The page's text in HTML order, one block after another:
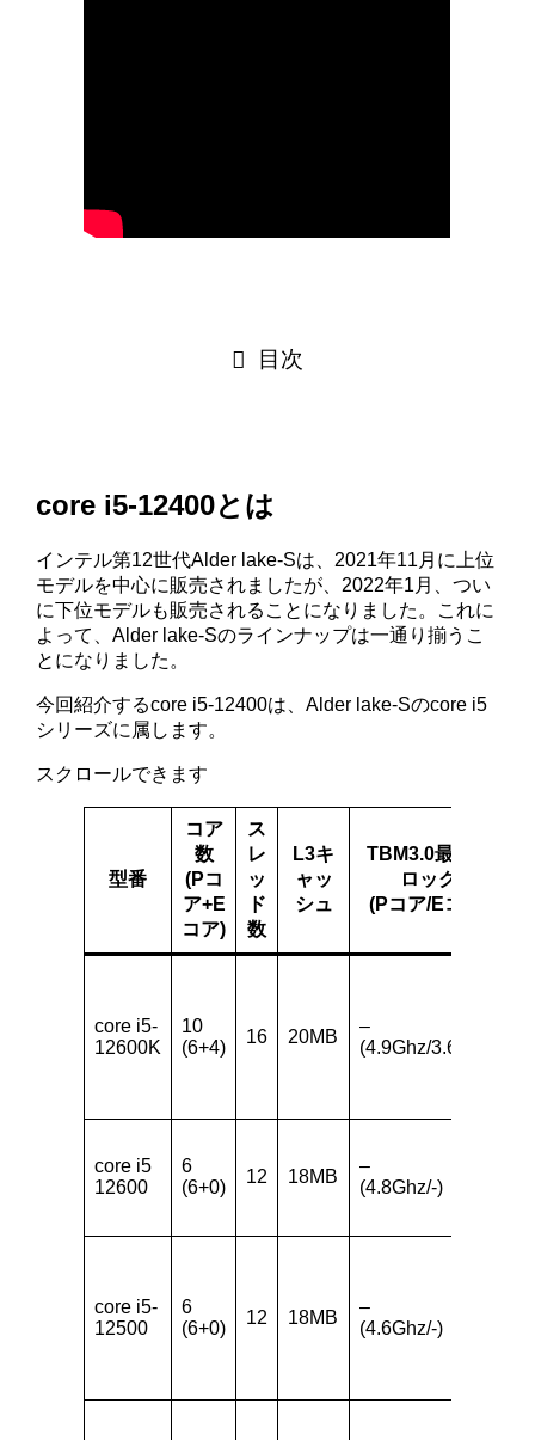
目次
core i5-12400とは
インテル第12世代Alder lake-Sは、2021年11月に上位
モデルを中心に販売されましたが、2022年1月、つい
に下位モデルも販売されることになりました。これに
よって、Alder lake-Sのラインナップは一通り揃うこ
とになりました。
今回紹介するcore i5-12400は、Alder lake-Sのcore i5
シリーズに属します。
スクロールできます
型番
コア
数
(Pコ
ア+E
コア)
ス
レ
ッ
ド
数
L3キ
ャッ
シュ
TBM3.0最大ク
ロック
(Pコア/Eコア)
core i5-
12600K
10
(6+4)
16 20MB
–
(4.9Ghz/3.6Ghz)
core i5
12600
6
(6+0)
12 18MB
–
(4.8Ghz/-)
core i5-
12500
6
(6+0)
12 18MB
–
(4.6Ghz/-)